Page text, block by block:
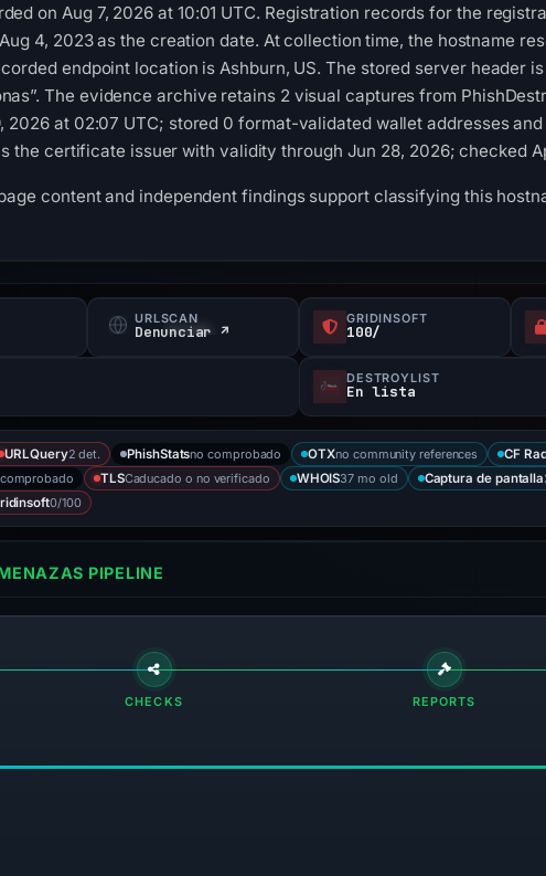
on Aug 7, 2026 at 10:01 UTC. Registration records for the
4, 2023 as the creation date. At collection time, the hostname
endpoint location is Ashburn, US. The stored server header
The evidence archive retains 2 visual captures from
2026 at 02:07 UTC; stored 0 format-validated wallet addresses
the certificate issuer with validity through Jun 28, 2026; checked
content and independent findings support classifying this
URLSCAN
Denunciar ↗
GRIDINSOFT
100/
DESTROYLIST
En lista
URLQuery2 det. PhishStatsno comprobado OTXno community references CF
TLSCaducado o no verificado WHOIS37 mo old Captura de pantalla
0/100
PIPELINE
CHECKS REPORTS